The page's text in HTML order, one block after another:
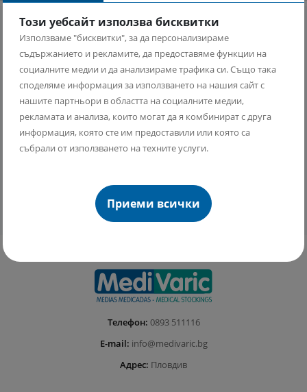
Безплатна доставка
Безплатна доставка при
поръчка над 100 лв
Информация
На разположение сме всеки
ден от 9 до 17ч
100% сигурност при онлайн
Лесни условия за връщане на
закупена стока
Телефон: 0893 511116
E-mail: info@medivaric.bg
Адрес: Пловдив
Този уебсайт използва бисквитки
Използваме "бисквитки", за да персонализираме
съдържанието и рекламите, да предоставяме функции на
социалните медии и да анализираме трафика си. Също така
споделяме информация за използването на нашия сайт с
нашите партньори в областта на социалните медии,
рекламата и анализа, които могат да я комбинират с друга
информация, която сте им предоставили или която са
събрали от използването на техните услуги.
Приеми всички